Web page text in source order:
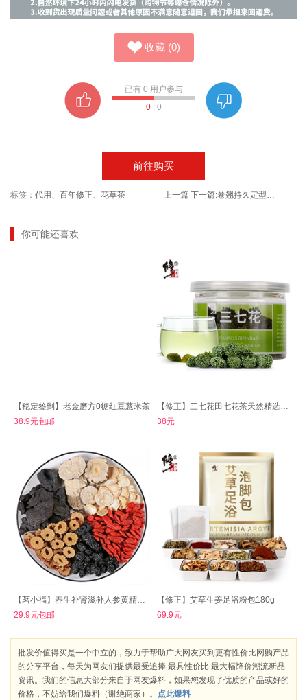
收藏 (0)
已有 0 用户参与
0: 0
前往购买
标签： 代用、 百年修正、 花草茶 上一篇 下一篇: 卷翘持久定型眼睫毛夹局部不睫毛器
你可能还喜欢
【稳定签到】老金磨方0糖红豆薏米茶
38.9元包邮
【修正】三七花田七花茶天然精选新花
38元
【茗小福】养生补肾滋补人参黄精八宝茶30袋
29.9元包邮
【修正】艾草生姜足浴粉包180g
69.9元
批发价值得买是一个中立的，致力于帮助广大网友买到更有性价比网购产品
的分享平台，每天为网友们提供最受追捧 最具性价比 最大幅降价潮流新品
资讯。我们的信息大部分来自于网友爆料，如果您发现了优质的产品或好的
价格，不妨给我们爆料（谢绝商家）。 点此爆料